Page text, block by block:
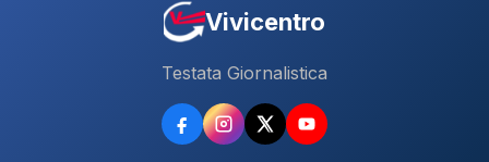
Vivicentro
Testata Giornalistica